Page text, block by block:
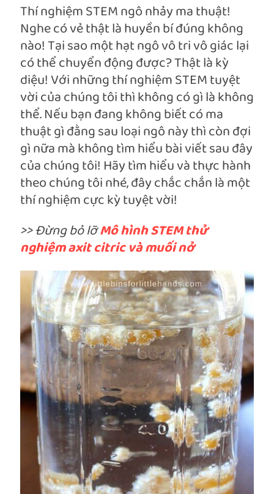
Thí nghiệm STEM ngô nhảy ma thuật!
Nghe có vẻ thật là huyền bí đúng không
nào! Tại sao một hạt ngô vô tri vô giác lại
có thể chuyển động được? Thật là kỳ
diệu! Với những thí nghiệm STEM tuyệt
vời của chúng tôi thì không có gì là không
thể. Nếu bạn đang không biết có ma
thuật gì đằng sau loại ngô này thì còn đợi
gì nữa mà không tìm hiểu bài viết sau đây
của chúng tôi! Hãy tìm hiểu và thực hành
theo chúng tôi nhé, đây chắc chắn là một
thí nghiệm cực kỳ tuyệt vời!
>> Đừng bỏ lỡMô hình STEM thử
nghiệm axit citric và muối nở